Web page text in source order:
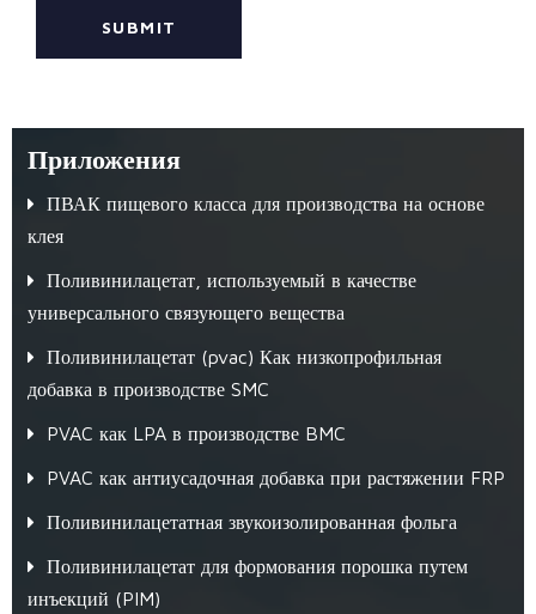
Приложения
ПВАК пищевого класса для производства на основе
клея
Поливинилацетат, используемый в качестве
универсального связующего вещества
Поливинилацетат (pvac) Как низкопрофильная
добавка в производстве SMC
PVAC как LPA в производстве BMC
PVAC как антиусадочная добавка при растяжении FRP
Поливинилацетатная звукоизолированная фольга
Поливинилацетат для формования порошка путем
инъекций (PIM)